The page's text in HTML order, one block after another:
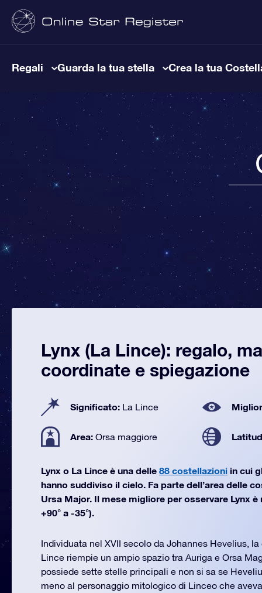
Regali Guarda la tua stella Crea la tua
Lynx (La Lince): regalo,
coordinate e spiegazione
Significato: La Lince
Area: Orsa maggiore
Lynx o La Lince è una delle 88 costellazioni in cui
hanno suddiviso il cielo. Fa parte dell’area delle
Ursa Major. Il mese migliore per osservare Lynx
+90° a -35°).
Individuata nel XVII secolo da Johannes Hevelius,
Lince riempie un ampio spazio tra Auriga e Orsa
possiede sette stelle principali e non si sa se
meno al personaggio mitologico di Linceo che